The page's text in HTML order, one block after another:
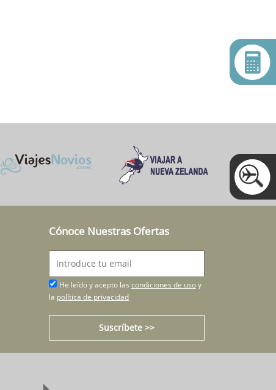
Cónoce Nuestras Ofertas
He leído y acepto las condiciones de usoy
la política de privacidad